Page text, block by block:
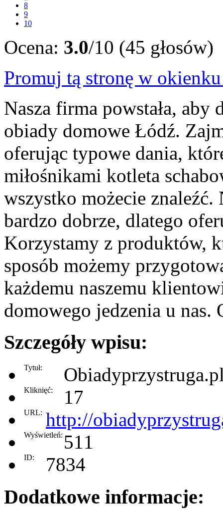
8
9
10
Ocena: 3.0/10 (45 głosów)
Promuj tą stronę w
Nasza firma powstała, aby
obiady domowe Łódź.
oferując typowe dania,
miłośnikami kotleta
wszystko możecie
bardzo dobrze, dlatego
Korzystamy z produktów,
sposób możemy
każdemu naszemu
domowego jedzenia u
Szczegóły wpisu:
Tytuł:
Kliknięć: 17
URL: http://
Wyświetleń: 511
ID: 7834
Dodatkowe informacje: